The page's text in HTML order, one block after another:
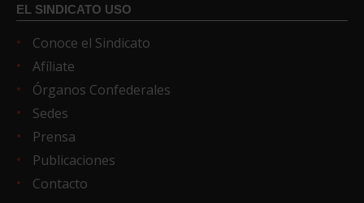
EL SINDICATO USO
Conoce el Sindicato
Afíliate
Órganos Confederales
Sedes
Prensa
Publicaciones
Contacto